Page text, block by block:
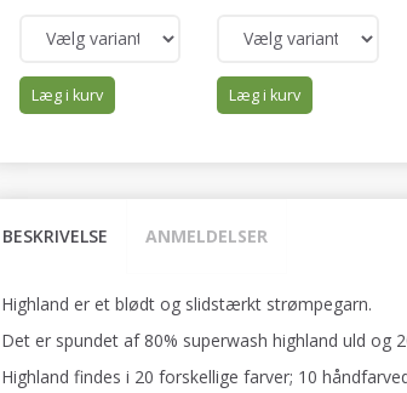
Læg i kurv Læg i kurv
BESKRIVELSE ANMELDELSER
Highland er et blødt og slidstærkt strømpegarn.
Det er spundet af 80% superwash highland uld og
Highland findes i 20 forskellige farver; 10